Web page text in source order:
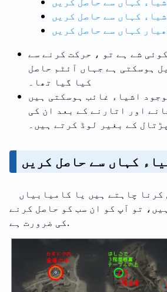
کہاں سے حاصل کریں
کہاں سے حاصل کریں
شے ہے تو ، حرکت کرنے سے
ہوسکتی ہے جہاں آئٹم حاصل
کیا گیا تھا۔
اشیاء غائب ہوسکتی ہیں
اور اتارنے کے بعد ان کی
کے بغیر لوڈ کرتے ہیں۔
کہاں سے حاصل کریں
کرنا چاہتے ہیں یا کامیابیاں
تو آپ کو ان سب کو حاصل کرنے
کی ضرورت ہے.